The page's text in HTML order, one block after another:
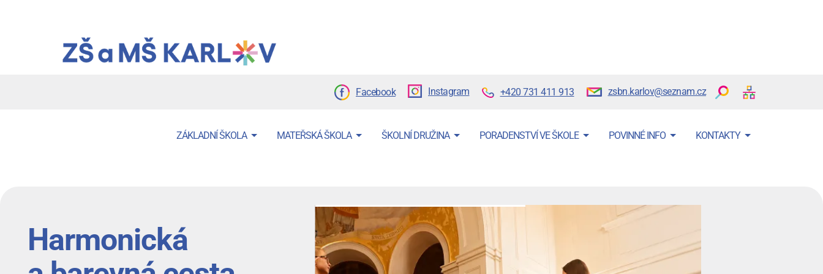
Facebook Instagram +420 731 411 913 zsbn.karlov@seznam.cz
Menu
ZÁKLADNÍ ŠKOLA MATEŘSKÁ ŠKOLA ŠKOLNÍ DRUŽINA PORADENSTVÍ VE ŠKOLE POVINNÉ INFO KONTAKTY
Harmonická